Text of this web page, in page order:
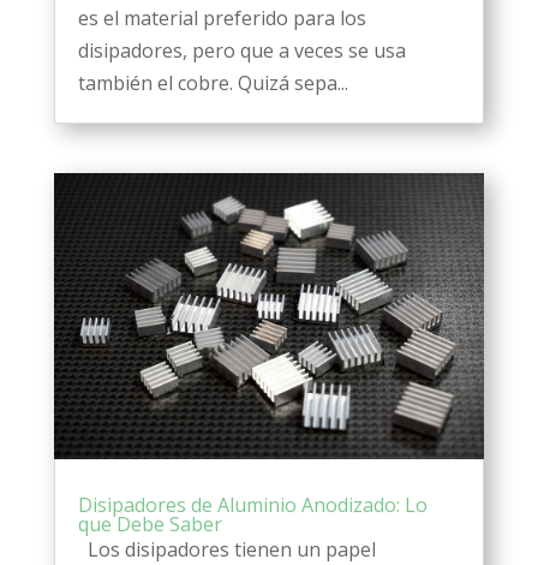
es el material preferido para los
disipadores, pero que a veces se usa
también el cobre. Quizá sepa...
Disipadores de Aluminio Anodizado: Lo
que Debe Saber
Los disipadores tienen un papel